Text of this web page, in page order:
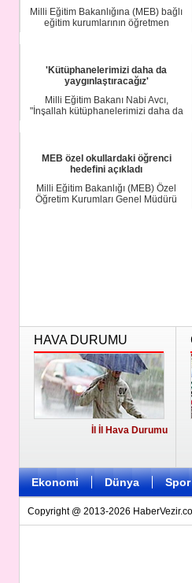
Milli Eğitim Bakanlığına (MEB) bağlı
eğitim kurumlarının öğretmen
'Kütüphanelerimizi daha da
yaygınlaştıracağız'
Milli Eğitim Bakanı Nabi Avcı,
"İnşallah kütüphanelerimizi daha da
MEB özel okullardaki öğrenci
hedefini açıkladı
Milli Eğitim Bakanlığı (MEB) Özel
Öğretim Kurumları Genel Müdürü
HAVA DURUMU
İl İl Hava Durumu
Ekonomi Dünya Spor
Copyright @ 2013-2026